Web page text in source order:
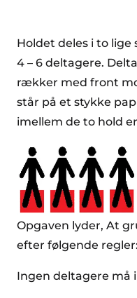
Holdet deles i to
4 – 6 deltagere.
rækker med front
står på et stykke
imellem de to hold
Opgaven lyder, At
efter følgende regler:
Ingen deltagere må